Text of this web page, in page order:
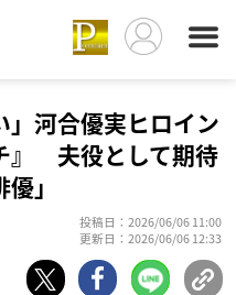
」河合優実ヒロイン
』 夫役として期待
」
投稿日：2026/06/06 11:00
更新日：2026/06/06 12:33